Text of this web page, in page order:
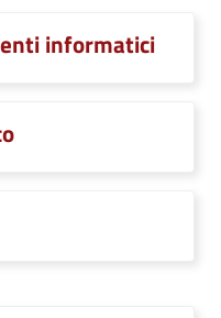
informatici